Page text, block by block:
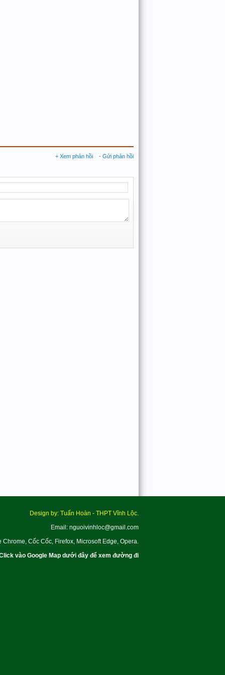
+ Xem phản hồi - Gửi phản hồi
Design by: Tuấn Hoàn - THPT Vĩnh Lộc.
Email: nguoivinhloc@gmail.com
Chrome, Cốc Cốc, Firefox, Microsoft Edge, Opera.
vào Google Map dưới đây để xem đường đi